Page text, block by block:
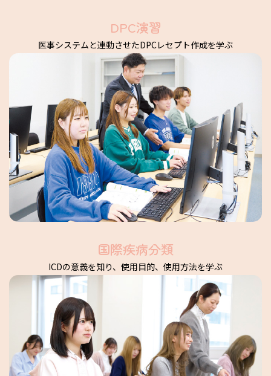
DPC演習
医事システムと連動させたDPCレセプト作成を学ぶ
国際疾病分類
ICDの意義を知り、使用目的、使用方法を学ぶ